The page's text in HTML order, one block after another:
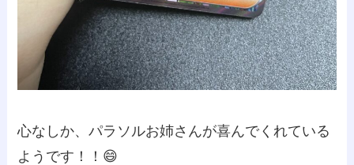
心なしか、パラソルお姉さんが喜んでくれている
ようです！！😄